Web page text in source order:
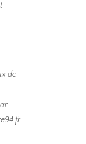
de